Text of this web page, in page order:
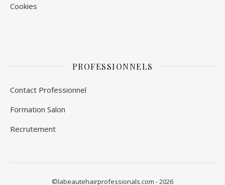
Cookies
PROFESSIONNELS
Contact Professionnel
Formation Salon
Recrutement
©labeautehairprofessionals.com - 2026